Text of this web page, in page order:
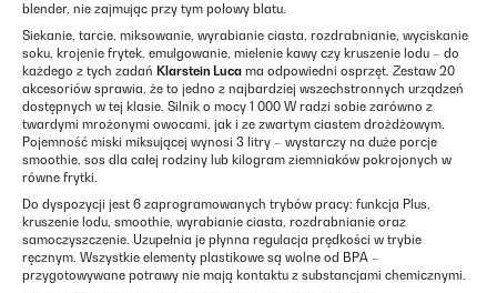
blender, nie zajmując przy tym połowy blatu.
Siekanie, tarcie, miksowanie, wyrabianie ciasta, rozdrabnianie, wyciskanie
soku, krojenie frytek, emulgowanie, mielenie kawy czy kruszenie lodu – do
każdego z tych zadań Klarstein Luca ma odpowiedni osprzęt. Zestaw 20
akcesoriów sprawia, że to jedno z najbardziej wszechstronnych urządzeń
dostępnych w tej klasie. Silnik o mocy 1 000 W radzi sobie zarówno z
twardymi mrożonymi owocami, jak i ze zwartym ciastem drożdżowym.
Pojemność miski miksującej wynosi 3 litry – wystarczy na duże porcje
smoothie, sos dla całej rodziny lub kilogram ziemniaków pokrojonych w
równe frytki.
Do dyspozycji jest 6 zaprogramowanych trybów pracy: funkcja Plus,
kruszenie lodu, smoothie, wyrabianie ciasta, rozdrabnianie oraz
samoczyszczenie. Uzupełnia je płynna regulacja prędkości w trybie
ręcznym. Wszystkie elementy plastikowe są wolne od BPA –
przygotowywane potrawy nie mają kontaktu z substancjami chemicznymi.